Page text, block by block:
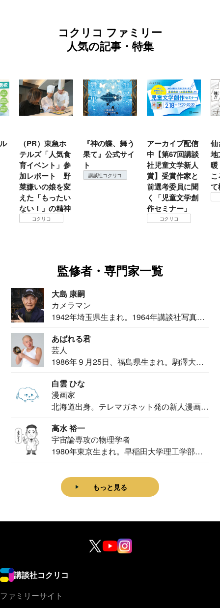
コクリコ ファミリー
人気の記事・特集
ホ
」参
を変
精神
『神の蝶、舞う
果て』公式サイ
ト
講談社コクリコ
アーカイブ配信
中【第67回講談
社児童文学新人
賞】受賞作家と
前選考委員に聞
仙台の冬は東北
地方では温
暖？ 本当のと
ころは仙台に来
て検証すべし！
コクリコ
監修者・専門家一覧
大島 康嗣
カメラマン
1942年埼玉県生まれ。1964年講談社写真部
あばれる君
芸人
1986年９月25日、福島県生まれ。駒澤大学
白雲 ひな
漫画家
北海道出身。テレマガネット発の新人漫画
高水 裕一
宇宙論専攻の物理学者
1980年東京生まれ。早稲田大学理工学部物
もっと見る
講談社コクリコ
ファミリーサイト